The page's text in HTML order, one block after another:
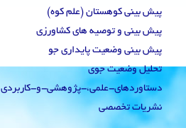
پیش بینی کوهستان (علم کوه)
پیش بینی و توصیه های کشاورزی
پیش بینی وضعیت پایداری جو
تحلیل وضعیت جوی
دستاوردهای-علمی،-پژوهشی-و-کاربردی
نشریات تخصصی